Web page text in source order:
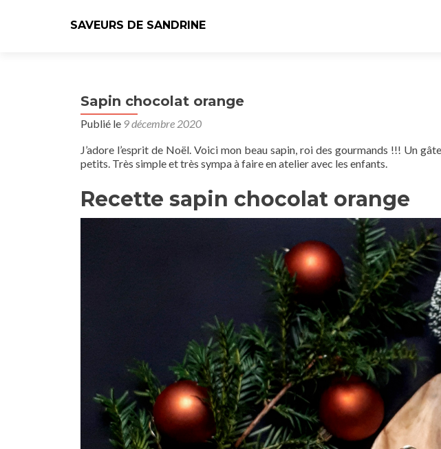
SAVEURS DE SANDRINE
Sapin chocolat orange
Publié le 9 décembre 2020
J’adore l’esprit de Noël. Voici mon beau sapin, roi des gourmands !!! Un
petits. Très simple et très sympa à faire en atelier avec les enfants.
Recette sapin chocolat orange